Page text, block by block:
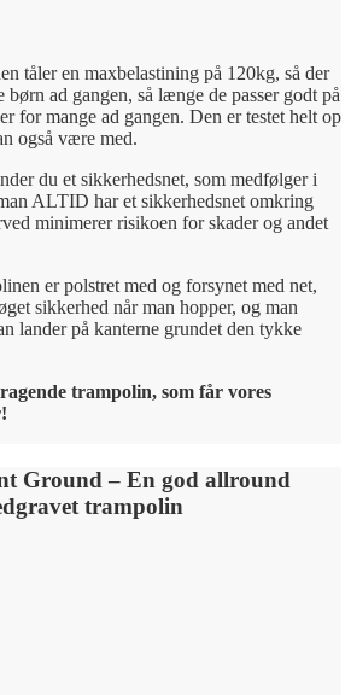
tåler en maxbelastining på 120kg, så der
ad gangen, så længe de passer godt på
for mange ad gangen. Den er testet helt op
også være med.
du et sikkerhedsnet, som medfølger i
ALTID har et sikkerhedsnet omkring
minimerer risikoen for skader og andet
er polstret med og forsynet med net,
sikkerhed når man hopper, og man
lander på kanterne grundet den tykke
trampolin, som får vores
Ground – En god allround
trampolin